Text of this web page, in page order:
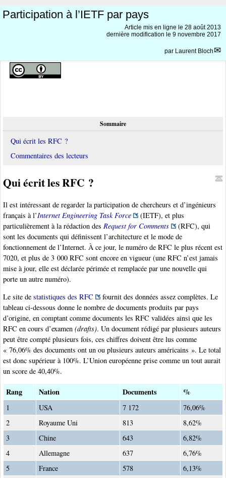
Participation à l’IETF par pays
Article mis en ligne le 28 août 2013
dernière modification le 9 novembre 2017
par Laurent Bloch
Sommaire
Qui écrit les RFC ?
Commentaires des lecteurs
Qui écrit les RFC ?
Il est intéressant de regarder la participation de chercheurs et d’ingénieurs
français à l’Internet Engineering Task Force
(IETF), et plus
particulièrement à la rédaction des Request for Comments
(RFC), qui
sont les documents qui définissent l’architecture et le mode de
fonctionnement de l’Internet. À ce jour, le numéro de RFC le plus récent est
7020, et plus de 3 000 RFC sont encore en vigueur (une RFC n’est jamais
mise à jour, elle est déclarée périmée et remplacée par une nouvelle qui
porte un autre numéro).
Le site de statistiques des RFC
fournit des données assez complètes. Le
tableau ci-dessous donne le nombre de documents produits par pays
d’origine, en comptant comme documents les RFC validées ainsi que les
RFC en cours d’examen (drafts). Un document rédigé par plusieurs auteurs
peut être compté plusieurs fois, ces chiffres doivent être lus comme
« 76,06% des documents ont un ou plusieurs auteurs américains ». Le total
est donc supérieur à 100%. L’Union européenne prise comme un tout aurait
un score de 40,40%.
Rang Nation Documents %
1 USA 7 172
76,06%
2
Royaume Uni 813
8,62%
3
Chine 643
6,82%
4
Allemagne 637
6,76%
5
France 578
6,13%